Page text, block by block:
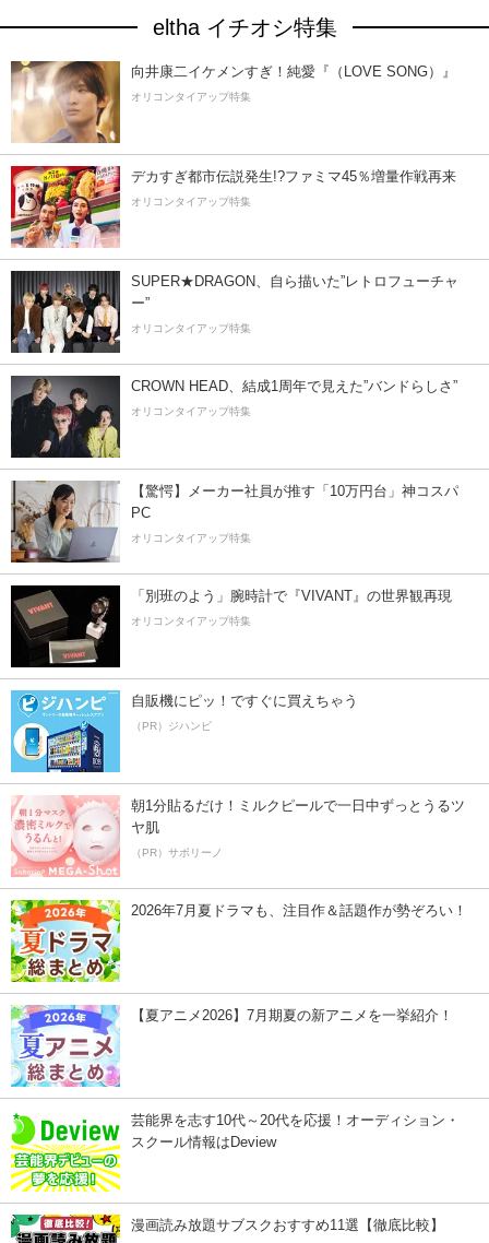
eltha イチオシ特集
向井康二イケメンすぎ！純愛『（LOVE SONG）』
オリコンタイアップ特集
デカすぎ都市伝説発生!?ファミマ45％増量作戦再来
オリコンタイアップ特集
SUPER★DRAGON、自ら描いた”レトロフューチャ
ー”
オリコンタイアップ特集
CROWN HEAD、結成1周年で見えた”バンドらしさ”
オリコンタイアップ特集
【驚愕】メーカー社員が推す「10万円台」神コスパ
PC
オリコンタイアップ特集
「別班のよう」腕時計で『VIVANT』の世界観再現
オリコンタイアップ特集
自販機にピッ！ですぐに買えちゃう
（PR）ジハンピ
朝1分貼るだけ！ミルクピールで一日中ずっとうるツ
ヤ肌
（PR）サボリーノ
2026年7月夏ドラマも、注目作＆話題作が勢ぞろい！
【夏アニメ2026】7月期夏の新アニメを一挙紹介！
芸能界を志す10代～20代を応援！オーディション・
スクール情報はDeview
漫画読み放題サブスクおすすめ11選【徹底比較】